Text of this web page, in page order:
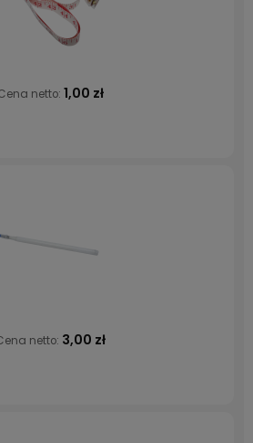
netto: 1,00 zł
netto: 3,00 zł